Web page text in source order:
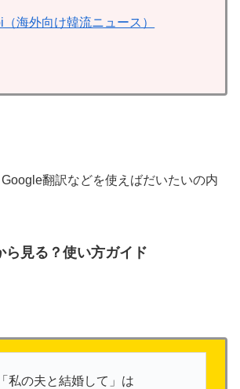
海外向け韓流ニュース）
翻訳などを使えばだいたいの内
ら見る？使い方ガイド
私の夫と結婚して」は